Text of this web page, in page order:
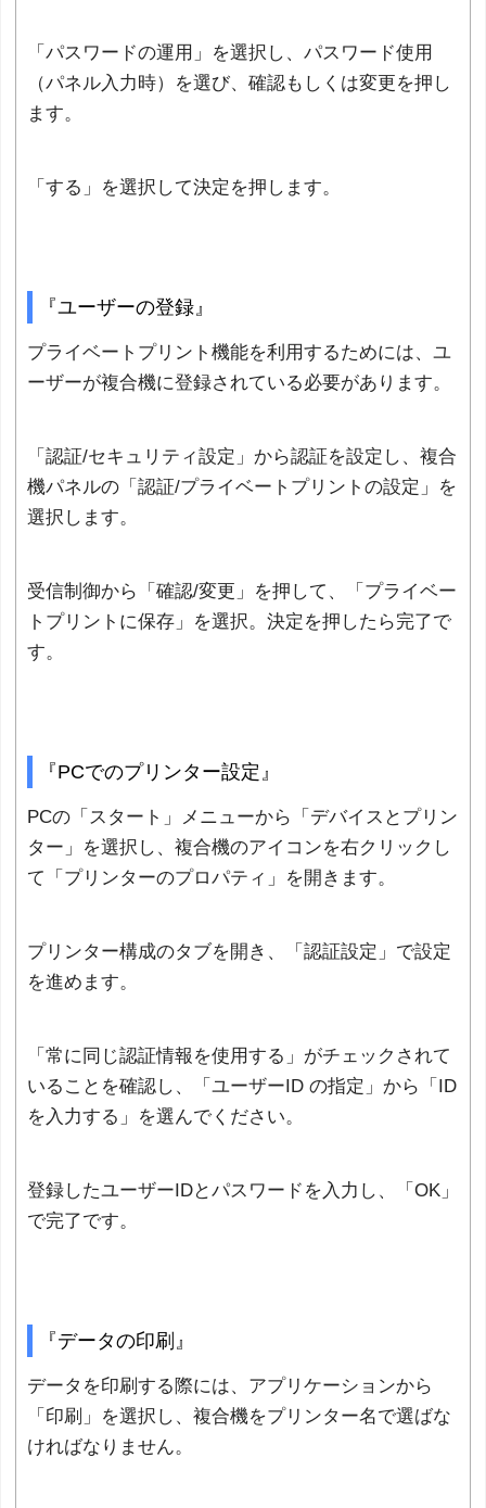
「パスワードの運用」を選択し、パスワード使用
（パネル入力時）を選び、確認もしくは変更を押し
ます。
「する」を選択して決定を押します。
『ユーザーの登録』
プライベートプリント機能を利用するためには、ユ
ーザーが複合機に登録されている必要があります。
「認証/セキュリティ設定」から認証を設定し、複合
機パネルの「認証/プライベートプリントの設定」を
選択します。
受信制御から「確認/変更」を押して、「プライベー
トプリントに保存」を選択。決定を押したら完了で
す。
『PCでのプリンター設定』
PCの「スタート」メニューから「デバイスとプリン
ター」を選択し、複合機のアイコンを右クリックし
て「プリンターのプロパティ」を開きます。
プリンター構成のタブを開き、「認証設定」で設定
を進めます。
「常に同じ認証情報を使用する」がチェックされて
いることを確認し、「ユーザーID の指定」から「ID
を入力する」を選んでください。
登録したユーザーIDとパスワードを入力し、「OK」
で完了です。
『データの印刷』
データを印刷する際には、アプリケーションから
「印刷」を選択し、複合機をプリンター名で選ばな
ければなりません。